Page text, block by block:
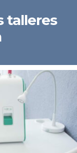
talleres